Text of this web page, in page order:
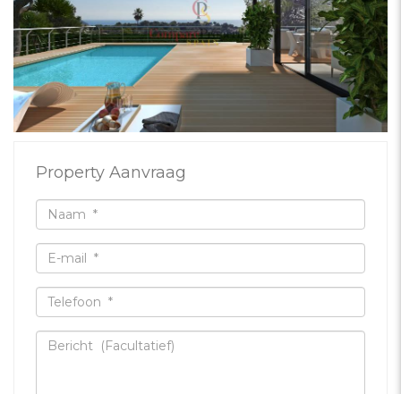
Property Aanvraag